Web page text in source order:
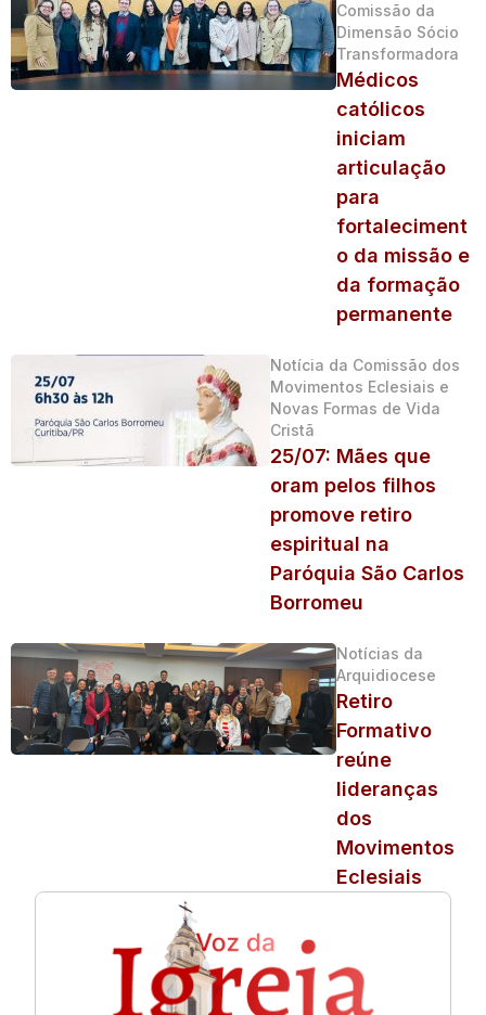
Comissão da
Dimensão Sócio
Transformadora
Médicos
católicos
iniciam
articulação
para
fortaleciment
o da missão e
da formação
permanente
Notícia da Comissão dos
Movimentos Eclesiais e
Novas Formas de Vida
Cristã
25/07: Mães que
oram pelos filhos
promove retiro
espiritual na
Paróquia São Carlos
Borromeu
Notícias da
Arquidiocese
Retiro
Formativo
reúne
lideranças
dos
Movimentos
Eclesiais